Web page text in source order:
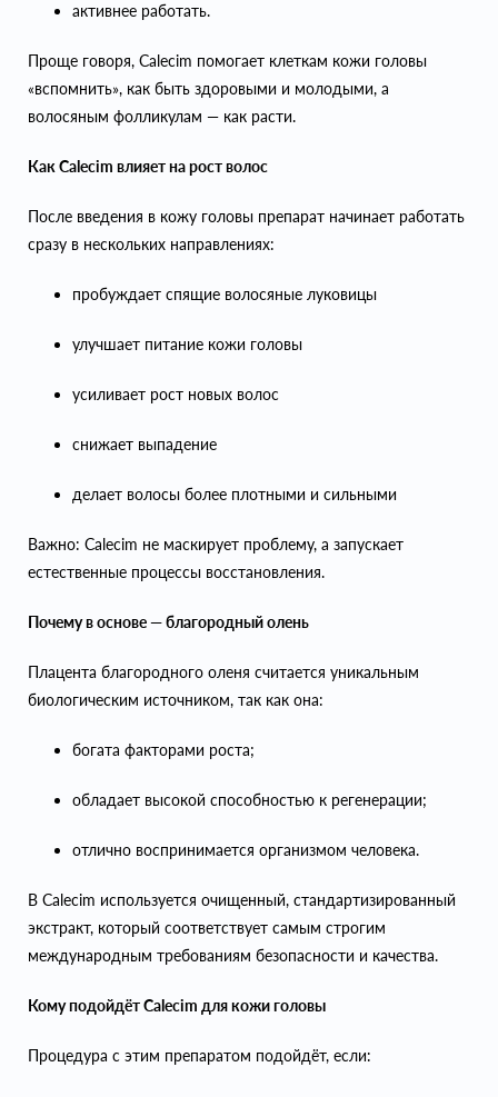
активнее работать.
Проще говоря, Calecim помогает клеткам кожи головы
«вспомнить», как быть здоровыми и молодыми, а
волосяным фолликулам — как расти.
Как Calecim влияет на рост волос
После введения в кожу головы препарат начинает работать
сразу в нескольких направлениях:
пробуждает спящие волосяные луковицы
улучшает питание кожи головы
усиливает рост новых волос
снижает выпадение
делает волосы более плотными и сильными
Важно: Calecim не маскирует проблему, а запускает
естественные процессы восстановления.
Почему в основе — благородный олень
Плацента благородного оленя считается уникальным
биологическим источником, так как она:
богата факторами роста;
обладает высокой способностью к регенерации;
отлично воспринимается организмом человека.
В Calecim используется очищенный, стандартизированный
экстракт, который соответствует самым строгим
международным требованиям безопасности и качества.
Кому подойдёт Calecim для кожи головы
Процедура с этим препаратом подойдёт, если: